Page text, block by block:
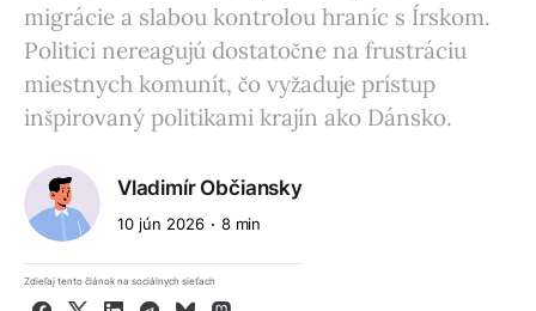
migrácie a slabou kontrolou hraníc s Írskom.
Politici nereagujú dostatočne na frustráciu
miestnych komunít, čo vyžaduje prístup
inšpirovaný politikami krajín ako Dánsko.
Vladimír Občiansky
10 jún 2026 8 min
Zdieľaj tento článok na sociálnych sieťach